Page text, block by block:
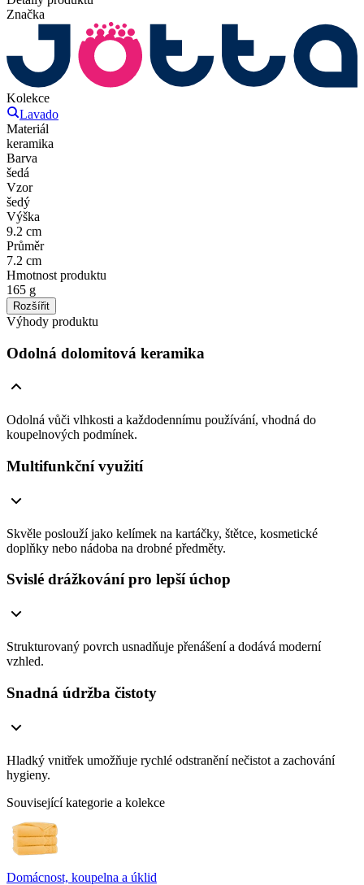
Značka
Kolekce
Lavado
Materiál
keramika
Barva
šedá
Vzor
šedý
Výška
9.2 cm
Průměr
7.2 cm
Hmotnost produktu
165 g
Rozšířit
Výhody produktu
Odolná dolomitová keramika
Odolná vůči vlhkosti a každodennímu používání, vhodná do
koupelnových podmínek.
Multifunkční využití
Skvěle poslouží jako kelímek na kartáčky, štětce, kosmetické
doplňky nebo nádoba na drobné předměty.
Svislé drážkování pro lepší úchop
Strukturovaný povrch usnadňuje přenášení a dodává moderní
vzhled.
Snadná údržba čistoty
Hladký vnitřek umožňuje rychlé odstranění nečistot a zachování
hygieny.
Související kategorie a kolekce
Domácnost, koupelna a úklid